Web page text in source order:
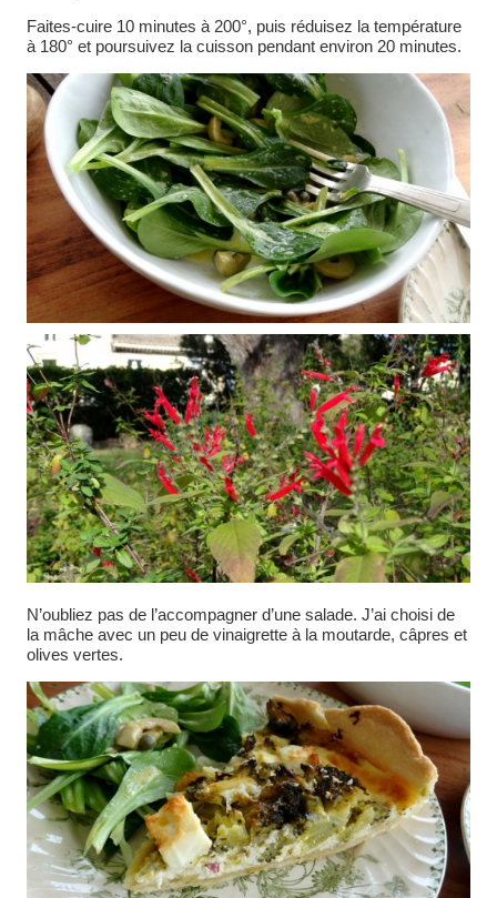
Faites-cuire 10 minutes à 200°, puis réduisez la température
à 180° et poursuivez la cuisson pendant environ 20 minutes.
N’oubliez pas de l’accompagner d’une salade. J’ai choisi de
la mâche avec un peu de vinaigrette à la moutarde, câpres et
olives vertes.